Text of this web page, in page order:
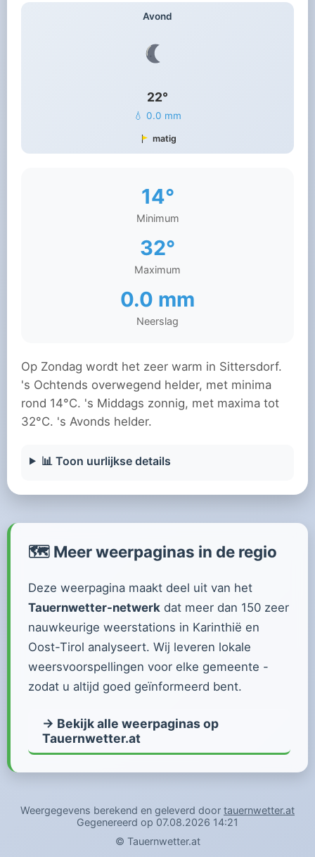
Avond
22°
💧 0.0 mm
matig
14°
Minimum
32°
Maximum
0.0 mm
Neerslag
Op Zondag wordt het zeer warm in Sittersdorf.
's Ochtends overwegend helder, met minima
rond 14°C. 's Middags zonnig, met maxima tot
32°C. 's Avonds helder.
📊 Toon uurlijkse details
🗺️ Meer weerpaginas in de regio
Deze weerpagina maakt deel uit van het
Tauernwetter-netwerk dat meer dan 150 zeer
nauwkeurige weerstations in Karinthië en
Oost-Tirol analyseert. Wij leveren lokale
weersvoorspellingen voor elke gemeente -
zodat u altijd goed geïnformeerd bent.
→ Bekijk alle weerpaginas op
Tauernwetter.at
Weergegevens berekend en geleverd door tauernwetter.at
Gegenereerd op 07.08.2026 14:21
© Tauernwetter.at